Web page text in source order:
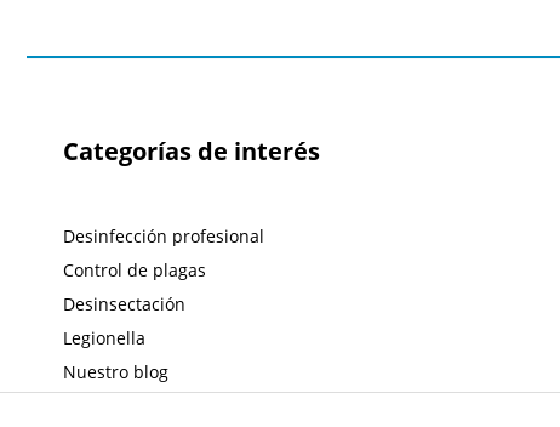
Categorías de interés
Desinfección profesional
Control de plagas
Desinsectación
Legionella
Nuestro blog